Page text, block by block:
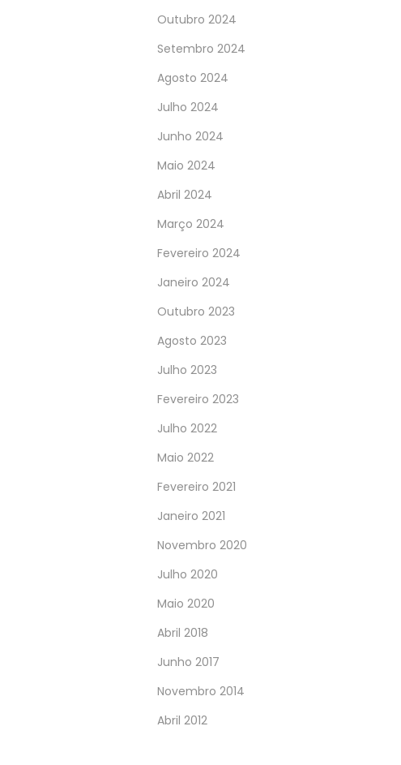
Outubro 2024
Setembro 2024
Agosto 2024
Julho 2024
Junho 2024
Maio 2024
Abril 2024
Março 2024
Fevereiro 2024
Janeiro 2024
Outubro 2023
Agosto 2023
Julho 2023
Fevereiro 2023
Julho 2022
Maio 2022
Fevereiro 2021
Janeiro 2021
Novembro 2020
Julho 2020
Maio 2020
Abril 2018
Junho 2017
Novembro 2014
Abril 2012